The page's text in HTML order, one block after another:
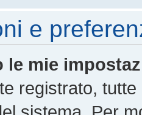
e
le mie
registrato,